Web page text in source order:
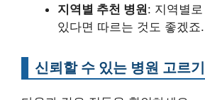
지역별 추천 병원: 지역별
있다면 따르는 것도 좋겠죠.
신뢰할 수 있는 병원 고르기